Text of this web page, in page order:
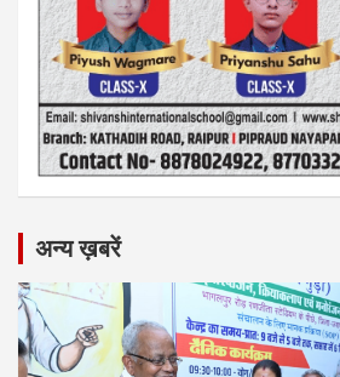
अन्य ख़बरें